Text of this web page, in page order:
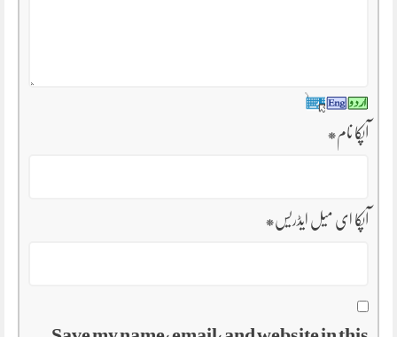
آپکا نام*
آپکا ای میل ایڈریس*